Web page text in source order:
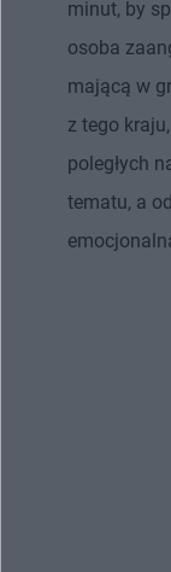
minut, by
osoba
mającą w
z tego
poległych
tematu, a